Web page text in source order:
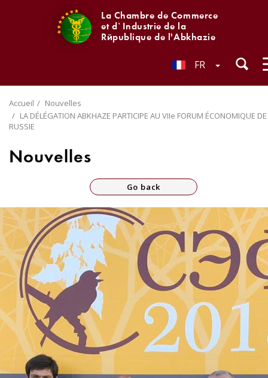
La Chambre de Commerce
et d`Industrie de la
République de l'Abkhazie
FR
Accueil
Nouvelles
LA DÉLÉGATION ABKHAZE PARTICIPE AU VIIe FORUM ÉCONOMIQUE
RUSSIE
Nouvelles
Go back